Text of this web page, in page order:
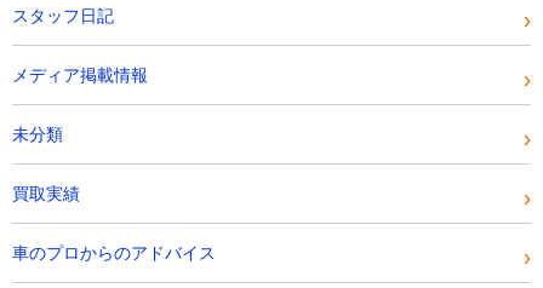
スタッフ日記
メディア掲載情報
未分類
買取実績
車のプロからのアドバイス